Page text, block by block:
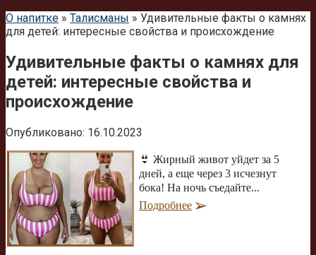
О напитке » Талисманы » Удивительные факты о камнях
для детей: интересные свойства и происхождение
Удивительные факты о камнях для
детей: интересные свойства и
происхождение
Опубликовано: 16.10.2023
👙 Жирный живот уйдет за 5
дней, а еще через 3 исчезнут
бока! На ночь съедайте...
Подробнее